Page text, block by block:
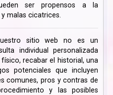
ser propensos a la
malas cicatrices.
sitio web no es un
individual personalizada
recabar el historial, una
potenciales que incluyen
comunes, pros y contras de
y las posibles